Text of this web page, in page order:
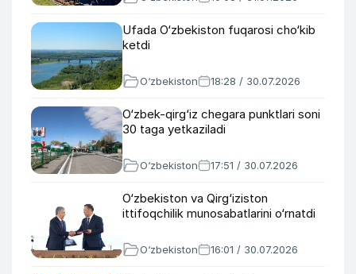
Ufada O‘zbekiston fuqarosi cho‘kib
ketdi
O‘zbekiston 18:28 / 30.07.2026
O‘zbek-qirg‘iz chegara punktlari soni
30 taga yetkaziladi
O‘zbekiston 17:51 / 30.07.2026
O‘zbekiston va Qirg‘iziston
ittifoqchilik munosabatlarini o‘rnatdi
O‘zbekiston 16:01 / 30.07.2026